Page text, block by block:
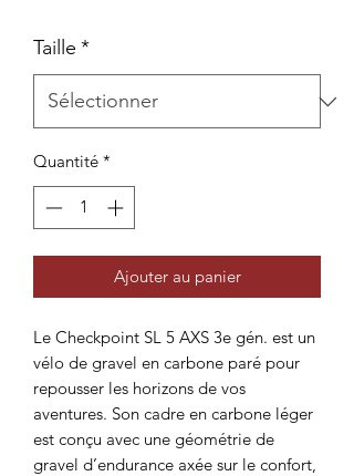
Taille *
Quantité *
Ajouter au panier
Le Checkpoint SL 5 AXS 3e gén. est un
vélo de gravel en carbone paré pour
repousser les horizons de vos
aventures. Son cadre en carbone léger
est conçu avec une géométrie de
gravel d’endurance axée sur le confort,